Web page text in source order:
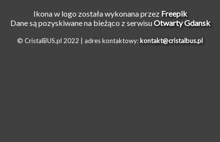
Ikona w logo została wykonana przez Freepik
Dane są pozyskiwane na bieżąco z serwisuOtwarty Gdansk
© CristalBUS.pl 2022 | adres kontaktowy: kontakt@cristalbus.pl